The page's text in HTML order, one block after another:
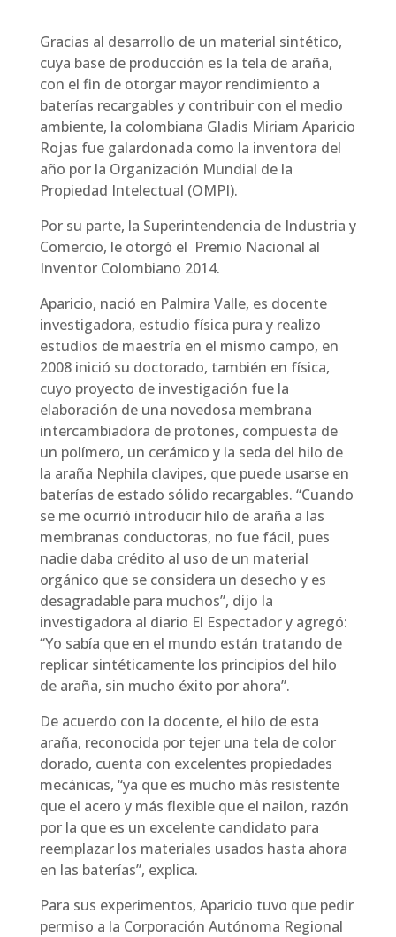
Gracias al desarrollo de un material sintético,
cuya base de producción es la tela de araña,
con el fin de otorgar mayor rendimiento a
baterías recargables y contribuir con el medio
ambiente, la colombiana Gladis Miriam Aparicio
Rojas fue galardonada como la inventora del
año por la Organización Mundial de la
Propiedad Intelectual (OMPI).
Por su parte, la Superintendencia de Industria y
Comercio, le otorgó el Premio Nacional al
Inventor Colombiano 2014.
Aparicio, nació en Palmira Valle, es docente
investigadora, estudio física pura y realizo
estudios de maestría en el mismo campo, en
2008 inició su doctorado, también en física,
cuyo proyecto de investigación fue la
elaboración de una novedosa membrana
intercambiadora de protones, compuesta de
un polímero, un cerámico y la seda del hilo de
la araña Nephila clavipes, que puede usarse en
baterías de estado sólido recargables. “Cuando
se me ocurrió introducir hilo de araña a las
membranas conductoras, no fue fácil, pues
nadie daba crédito al uso de un material
orgánico que se considera un desecho y es
desagradable para muchos”, dijo la
investigadora al diario El Espectador y agregó:
“Yo sabía que en el mundo están tratando de
replicar sintéticamente los principios del hilo
de araña, sin mucho éxito por ahora”.
De acuerdo con la docente, el hilo de esta
araña, reconocida por tejer una tela de color
dorado, cuenta con excelentes propiedades
mecánicas, “ya que es mucho más resistente
que el acero y más flexible que el nailon, razón
por la que es un excelente candidato para
reemplazar los materiales usados hasta ahora
en las baterías”, explica.
Para sus experimentos, Aparicio tuvo que pedir
permiso a la Corporación Autónoma Regional